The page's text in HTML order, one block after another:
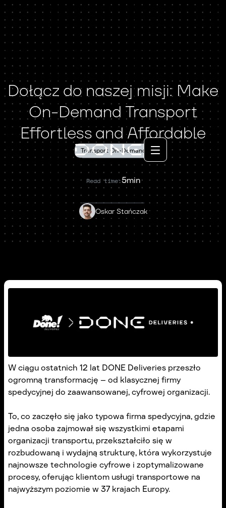
Dołącz do naszej misji: Make
On-Demand Transport
Effortless and Affordable
Transport On-Demand
Read time:5min
Oskar Stańczak
W ciągu ostatnich 12 lat DONE Deliveries przeszło
ogromną transformację – od klasycznej firmy
spedycyjnej do zaawansowanej, cyfrowej organizacji.
To, co zaczęło się jako typowa firma spedycyjna, gdzie
jedna osoba zajmował się wszystkimi etapami
organizacji transportu, przekształciło się w
rozbudowaną i wydajną strukturę, która wykorzystuje
najnowsze technologie cyfrowe i zoptymalizowane
procesy, oferując klientom usługi transportowe na
najwyższym poziomie w 37 krajach Europy.